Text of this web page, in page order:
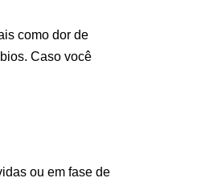
como dor de
Caso você
ou em fase de